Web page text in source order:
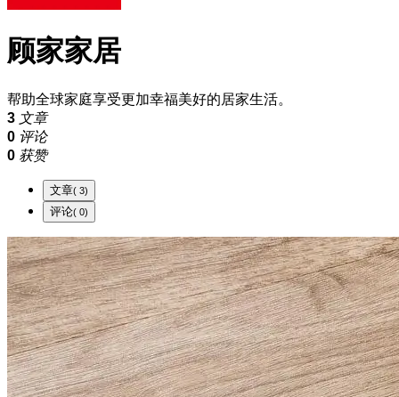
顾家家居
帮助全球家庭享受更加幸福美好的居家生活。
3 文章
0 评论
0 获赞
文章 ( 3)
评论 ( 0)